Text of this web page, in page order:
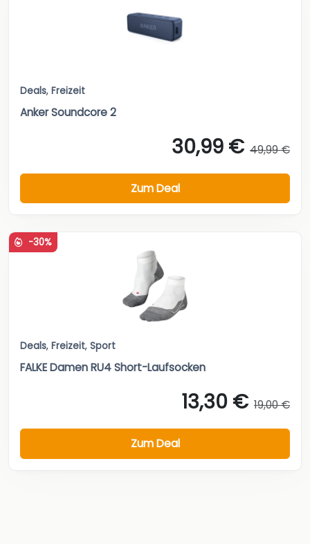
Deals, Freizeit
Anker Soundcore 2
30,99 € 49,99 €
Zum Deal
-30%
Deals, Freizeit, Sport
FALKE Damen RU4 Short-Laufsocken
13,30 € 19,00 €
Zum Deal